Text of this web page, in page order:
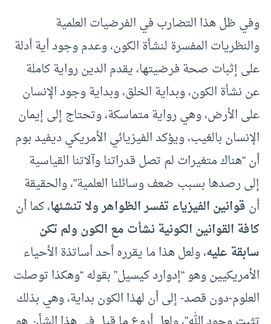
وفي ظل هذا التضارب في الفرضيات العلمية
والنظريات المفسرة لنشأة الكون، وعدم وجود أية أدلة
على إثبات صحة فرضيتها، يقدم الدين رواية كاملة
عن نشأة الكون، وبداية الخلق، وبداية وجود الإنسان
على الأرض، وهي رواية متماسكة، وتحتاج إلى إيمان
الإنسان بالغيب، ويؤكد الفيزيائي الأمريكي ديفيد بوم
أن “هناك متغيرات لم تصل قدراتنا وآلاتنا القياسية
إلى رصدها بسبب ضعف وسائلنا العلمية”، والحقيقة
أنقوانين الفيزياء تفسر الظواهر ولا تنشئها، كما أن
كافة القوانين الكونية نشأت مع الكون ولم تكن
سابقة عليه، ولعل هذا ما يقرره أحد أساتذة الأحياء
الأمريكيين وهو “إدوارد كيسيل” بقوله “وهكذا توصلت
العلوم-دون قصد- إلى أن لهذا الكون بداية، وهي بذلك